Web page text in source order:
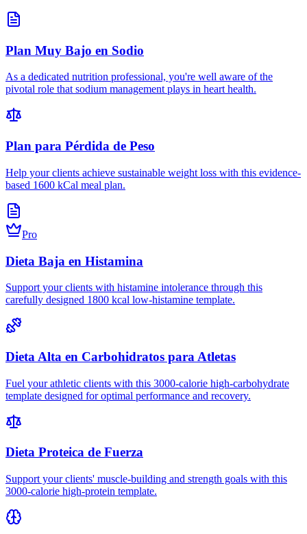
Plan Muy Bajo en Sodio
As a dedicated nutrition professional, you're well aware of the
pivotal role that sodium management plays in heart health.
Plan para Pérdida de Peso
Help your clients achieve sustainable weight loss with this evidence-
based 1600 kCal meal plan.
Pro
Dieta Baja en Histamina
Support your clients with histamine intolerance through this
carefully designed 1800 kcal low-histamine template.
Dieta Alta en Carbohidratos para Atletas
Fuel your athletic clients with this 3000-calorie high-carbohydrate
template designed for optimal performance and recovery.
Dieta Proteica de Fuerza
Support your clients' muscle-building and strength goals with this
3000-calorie high-protein template.